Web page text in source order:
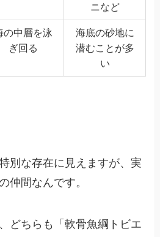
ニなど
の中層を泳
ぎ回る
海底の砂地に
潜むことが多
い
別な存在に見えますが、実
仲間なんです。
どちらも「軟骨魚綱トビエ